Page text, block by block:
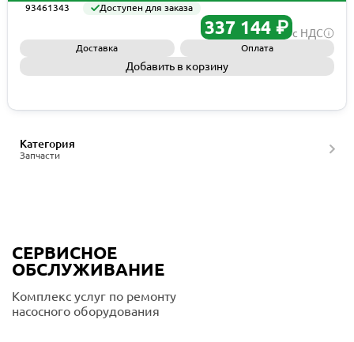
93461343
Доступен для заказа
337 144 ₽ с НДС
Доставка Оплата
Добавить в корзину
Запчасти
Категория
СЕРВИСНОЕ
ОБСЛУЖИВАНИЕ
Комплекс услуг по ремонту
насосного оборудования